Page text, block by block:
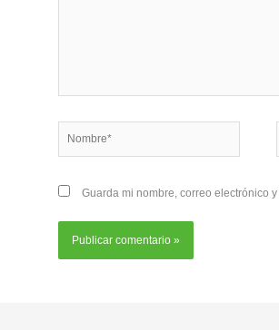
Guarda mi nombre, correo electrónico